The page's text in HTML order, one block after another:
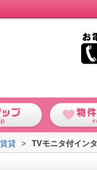
貸 > TVモニタ付イン